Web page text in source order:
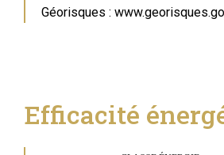
Géorisques :
Efficacité